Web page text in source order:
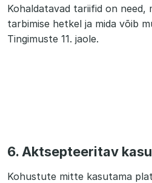
Kohaldatavad tariifid on need,
tarbimise hetkel ja mida võib
Tingimuste 11. jaole.
6. Aktsepteeritav
Kohustute mitte kasutama